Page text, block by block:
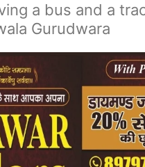
a bus and a
Gurudwara